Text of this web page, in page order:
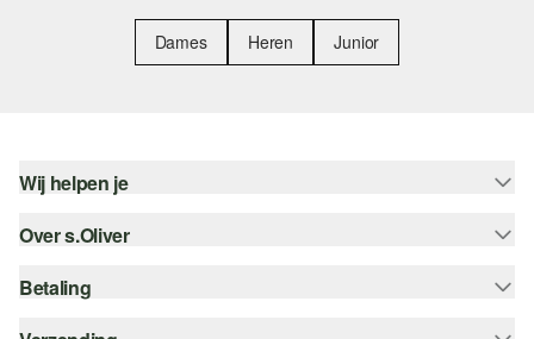
Dames Heren Junior
Wij helpen je
Help - FAQ
Maattabel
Over s.Oliver
Nieuwsbrief
s.Oliver Card
Betaling